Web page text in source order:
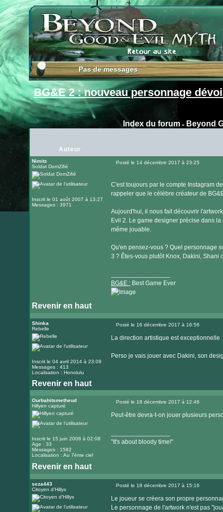
Pas de messages
Pas de messages
BG&E 2 : nouveau personnage
Index du forum» Beyond
Auteur
Nimitz
Soldat DomZifié
Inscrit le 01 août 2007 à 13:27
Messages : 3971
Posté le 14 décembre 2017 à 23:25
C'est toujours par le compte Instagram
rappeler que le célèbre créateur de
Aujourd'hui, il nous fait découvrir
Evil 2. Le game designer précise dans
même jouable.
Qu'en pensez-vous ? Quel personnage
3 ? Êtes-vous plutôt Knox, Dakini, Shani
BG&E :Best Game Ever
Revenir en haut
le
internet
Shinka
Rebelle
Inscrit le 04 avril 2014 à 23:09
Messages : 413
Localisation : Honolulu
Posté le 16 décembre 2017 à 16:56
La direction artistique est exceptionnelle
Perso je vais jouer avec Dakini, son
Revenir en haut
Ourbahitsmetheud
Hillyen capturé
Inscrit le 15 juin 2008 à 02:08
Age : 33
Messages : 1582
Localisation : Au 7ème ciel
Posté le 18 décembre 2017 à 12:46
Peut-être devra-t-on jouer plusieurs
"It's about bloody time!"
Revenir en haut
le
internet
seza443
Citoyen d'Hillys
Posté le 18 décembre 2017 à 15:16
Le joueur se créera son propre
Le personnage de l'artwork n'est pas